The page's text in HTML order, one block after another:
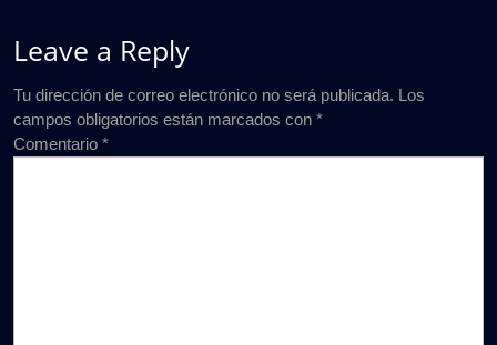
Leave a Reply
Tu dirección de correo electrónico no será publicada. Los
campos obligatorios están marcados con *
Comentario *